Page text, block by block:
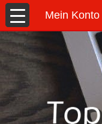
Mein Konto